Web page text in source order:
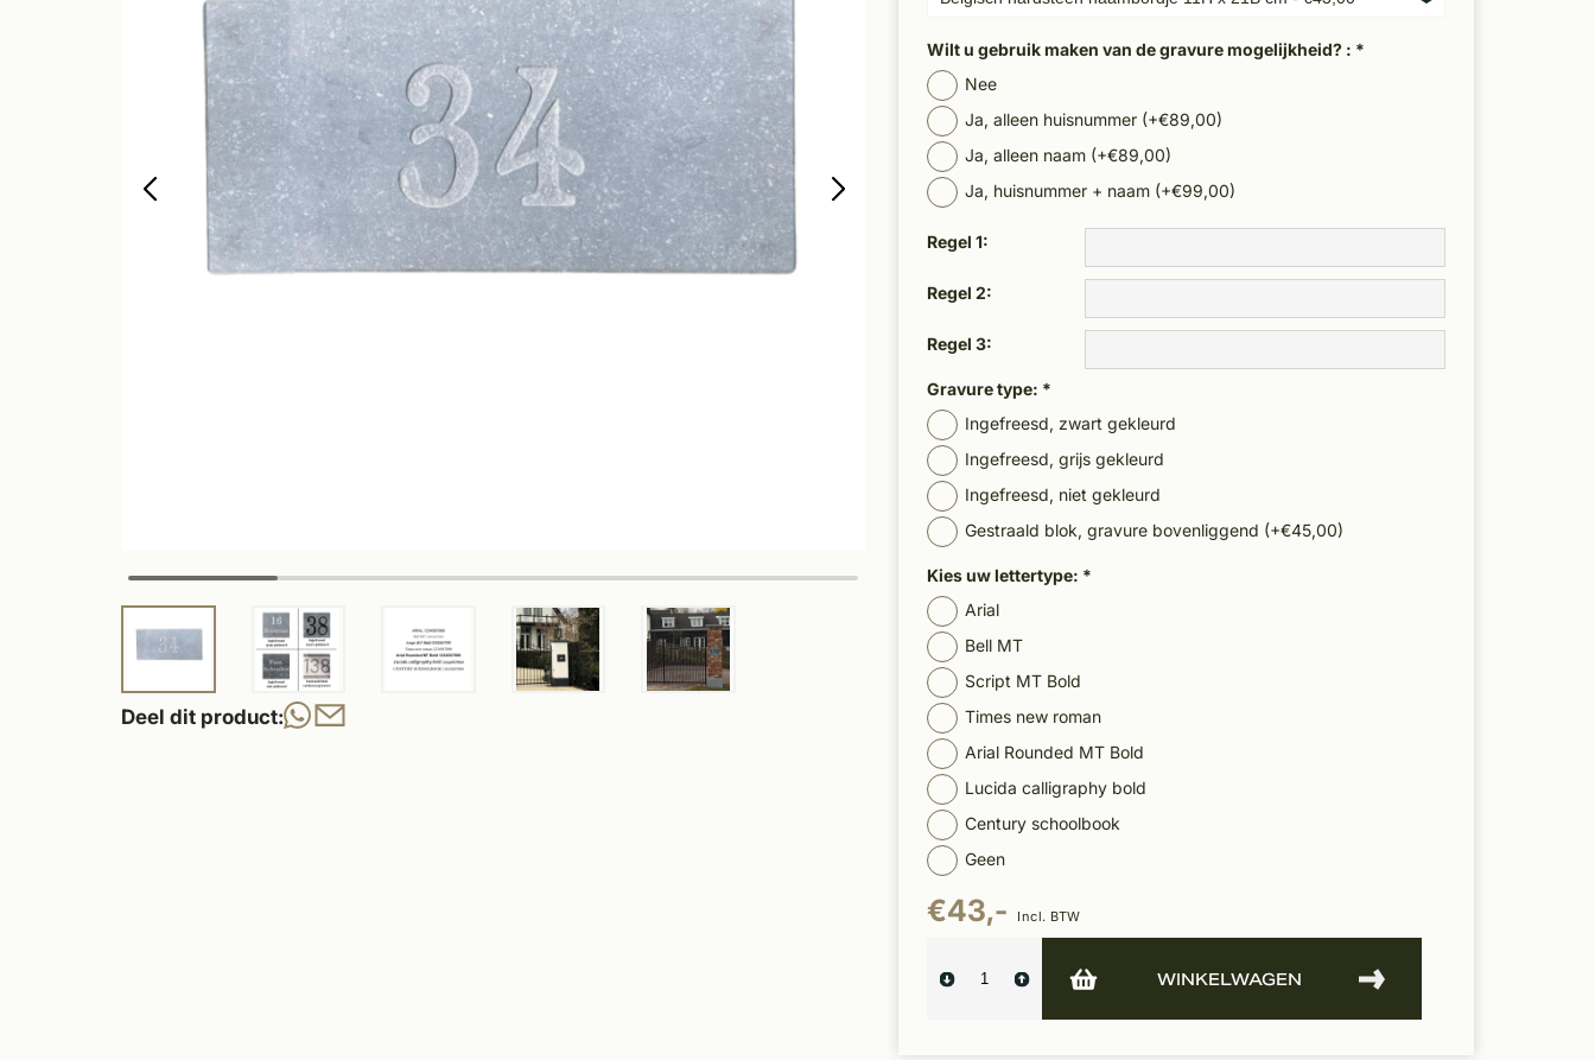
Deel dit product:
Wilt u gebruik maken van de gravure mogelijkheid? : *
Nee
Ja, alleen huisnummer (+€89,00)
Ja, alleen naam (+€89,00)
Ja, huisnummer + naam (+€99,00)
Regel 1:
Regel 2:
Regel 3:
Gravure type: *
Ingefreesd, zwart gekleurd
Ingefreesd, grijs gekleurd
Ingefreesd, niet gekleurd
Gestraald blok, gravure bovenliggend (+€45,00)
Kies uw lettertype: *
Arial
Bell MT
Script MT Bold
Times new roman
Arial Rounded MT Bold
Lucida calligraphy bold
Century schoolbook
Geen
€43,- Incl. BTW
WINKELWAGEN